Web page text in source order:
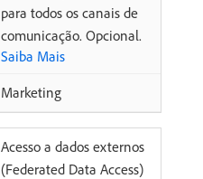
para todos os canais de
comunicação. Opcional.
Saiba Mais
Marketing
Acesso a dados externos
(Federated Data Access)